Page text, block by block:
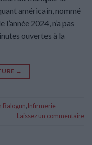
américain, nommé
2024, n’a pas
ouvertes à la
→
Balogun,Infirmerie
Laissez un commentaire